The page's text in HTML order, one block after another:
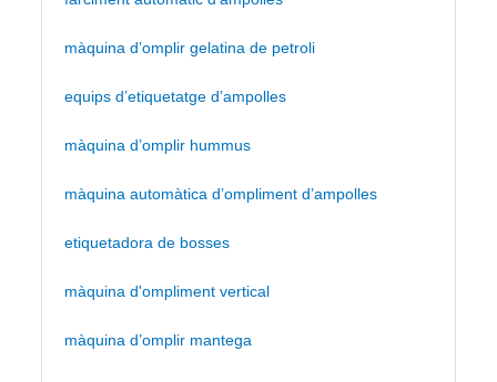
màquina d’omplir gelatina de petroli
equips d’etiquetatge d’ampolles
màquina d’omplir hummus
màquina automàtica d’ompliment d’ampolles
etiquetadora de bosses
màquina d'ompliment vertical
màquina d’omplir mantega